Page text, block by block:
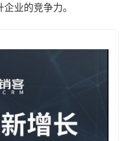
业的竞争力。